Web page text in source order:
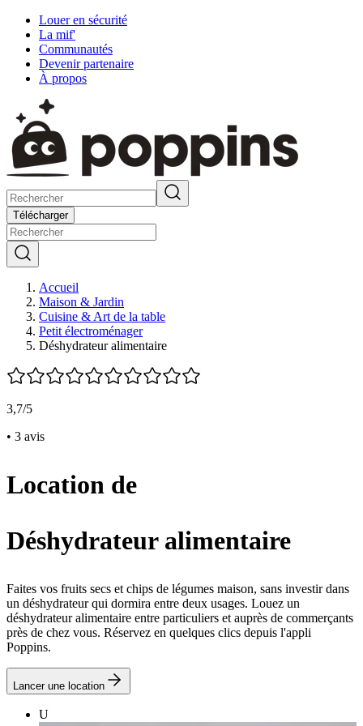
Louer en sécurité
La mif'
Communautés
Devenir partenaire
À propos
Télécharger
Accueil
Maison & Jardin
Cuisine & Art de la table
Petit électroménager
Déshydrateur alimentaire
3,7/5
• 3 avis
Location de
Déshydrateur alimentaire
Faites vos fruits secs et chips de légumes maison, sans investir dans
un déshydrateur qui dormira entre deux usages. Louez un
déshydrateur alimentaire entre particuliers et auprès de commerçants
près de chez vous. Réservez en quelques clics depuis l'appli
Poppins.
Lancer une location
U